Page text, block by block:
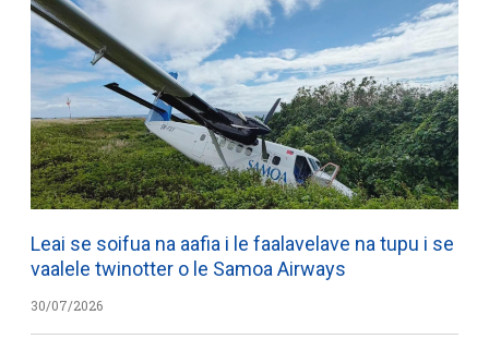
Leai se soifua na aafia i le faalavelave na tupu i se
vaalele twinotter o le Samoa Airways
30/07/2026